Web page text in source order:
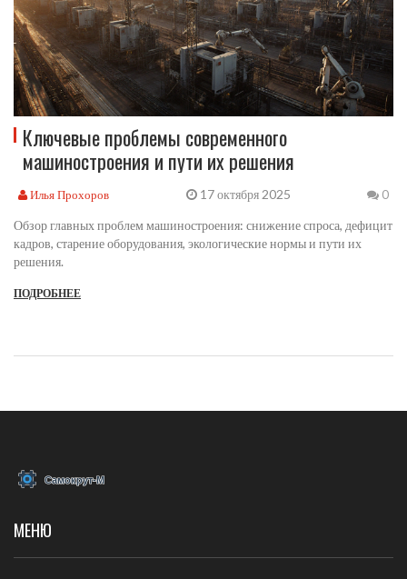
Ключевые проблемы современного
машиностроения и пути их решения
Илья Прохоров 17 октября 2025 0
Обзор главных проблем машиностроения: снижение спроса, дефицит
кадров, старение оборудования, экологические нормы и пути их
решения.
ПОДРОБНЕЕ
МЕНЮ